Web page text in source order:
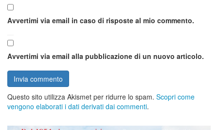
Avvertimi via email in caso di risposte al mio commento.
Avvertimi via email alla pubblicazione di un nuovo articolo.
Questo sito utilizza Akismet per ridurre lo spam. Scopri come
vengono elaborati i dati derivati dai commenti.